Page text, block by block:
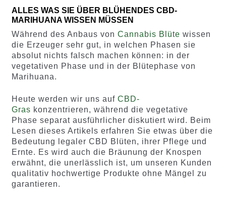
ALLES WAS SIE ÜBER BLÜHENDES CBD-
MARIHUANA WISSEN MÜSSEN
Während des Anbaus von Cannabis Blüte wissen
die Erzeuger sehr gut, in welchen Phasen sie
absolut nichts falsch machen können: in der
vegetativen Phase und in der Blütephase von
Marihuana.
Heute werden wir uns auf CBD-
Gras konzentrieren, während die vegetative
Phase separat ausführlicher diskutiert wird. Beim
Lesen dieses Artikels erfahren Sie etwas über die
Bedeutung legaler CBD Blüten, ihrer Pflege und
Ernte. Es wird auch die Bräunung der Knospen
erwähnt, die unerlässlich ist, um unseren Kunden
qualitativ hochwertige Produkte ohne Mängel zu
garantieren.